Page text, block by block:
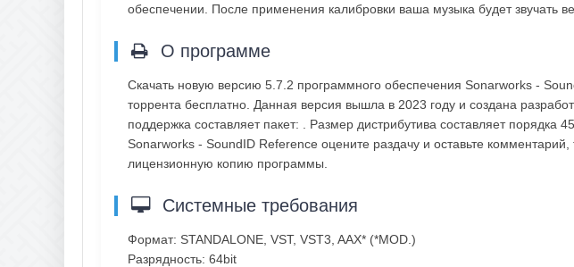
обеспечении. После применения калибровки ваша музыка будет звучать
О программе
Скачать новую версию 5.7.2 программного обеспечения Sonarworks -
торрента бесплатно. Данная версия вышла в 2023 году и создана
поддержка составляет пакет: . Размер дистрибутива составляет порядка
Sonarworks - SoundID Reference оцените раздачу и оставьте
лицензионную копию программы.
Системные требования
Формат: STANDALONE, VST, VST3, AAX* (*MOD.)
Разрядность: 64bit